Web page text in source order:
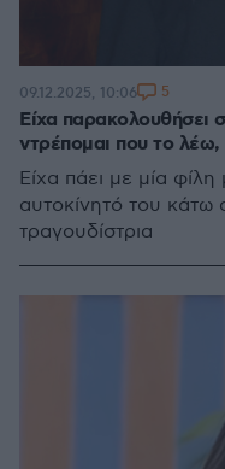
Είχα παρακολουθήσει
ντρέπομαι που το λέω,
Είχα πάει με μία
αυτοκίνητό του κάτω
τραγουδίστρια
09.12.2025, 10:06 5